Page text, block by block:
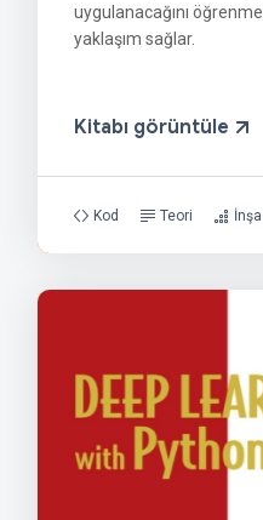
uygulanacağını
yaklaşım sağlar.
Kitabı görüntüle
Kod Teori